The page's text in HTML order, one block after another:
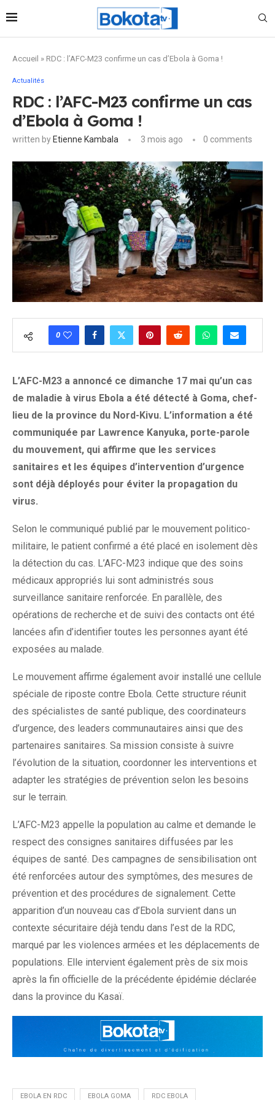
Accueil » RDC : l’AFC-M23 confirme un cas d’Ebola à Goma !
Actualités
RDC : l’AFC-M23 confirme un cas
d’Ebola à Goma !
written by Etienne Kambala 3 mois ago 0 comments
0
L’AFC-M23 a annoncé ce dimanche 17 mai qu’un cas
de maladie à virus Ebola a été détecté à Goma, chef-
lieu de la province du Nord-Kivu. L’information a été
communiquée par Lawrence Kanyuka, porte-parole
du mouvement, qui affirme que les services
sanitaires et les équipes d’intervention d’urgence
sont déjà déployés pour éviter la propagation du
virus.
Selon le communiqué publié par le mouvement politico-
militaire, le patient confirmé a été placé en isolement dès
la détection du cas. L’AFC-M23 indique que des soins
médicaux appropriés lui sont administrés sous
surveillance sanitaire renforcée. En parallèle, des
opérations de recherche et de suivi des contacts ont été
lancées afin d’identifier toutes les personnes ayant été
exposées au malade.
Le mouvement affirme également avoir installé une cellule
spéciale de riposte contre Ebola. Cette structure réunit
des spécialistes de santé publique, des coordinateurs
d’urgence, des leaders communautaires ainsi que des
partenaires sanitaires. Sa mission consiste à suivre
l’évolution de la situation, coordonner les interventions et
adapter les stratégies de prévention selon les besoins
sur le terrain.
L’AFC-M23 appelle la population au calme et demande le
respect des consignes sanitaires diffusées par les
équipes de santé. Des campagnes de sensibilisation ont
été renforcées autour des symptômes, des mesures de
prévention et des procédures de signalement. Cette
apparition d’un nouveau cas d’Ebola survient dans un
contexte sécuritaire déjà tendu dans l’est de la RDC,
marqué par les violences armées et les déplacements de
populations. Elle intervient également près de six mois
après la fin officielle de la précédente épidémie déclarée
dans la province du Kasaï.
EBOLA EN RDC EBOLA GOMA RDC EBOLA